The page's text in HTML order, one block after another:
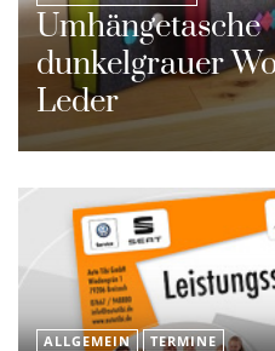
Umhängetasche
dunkelgrauer
Leder
ALLGEMEIN TERMINE